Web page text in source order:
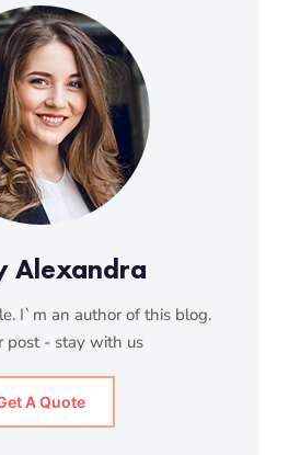
Alexandra
I`m an author of this blog.
post - stay with us
A Quote